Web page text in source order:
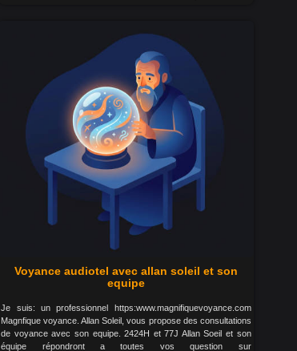
Voyance audiotel avec allan soleil et son
equipe
Je suis: un professionnel https:www.magnifiquevoyance.com
Magnfique voyance. Allan Soleil, vous propose des consultations
de voyance avec son equipe. 2424H et 77J Allan Soeil et son
équipe répondront a toutes vos question sur